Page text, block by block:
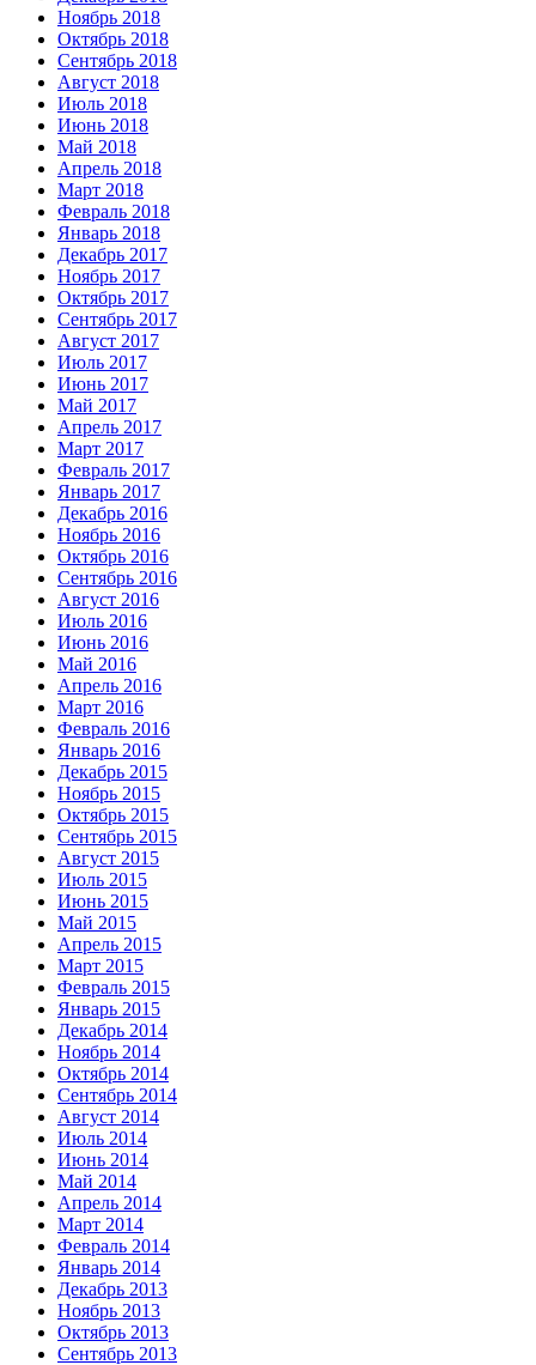
Ноябрь 2018
Октябрь 2018
Сентябрь 2018
Август 2018
Июль 2018
Июнь 2018
Май 2018
Апрель 2018
Март 2018
Февраль 2018
Январь 2018
Декабрь 2017
Ноябрь 2017
Октябрь 2017
Сентябрь 2017
Август 2017
Июль 2017
Июнь 2017
Май 2017
Апрель 2017
Март 2017
Февраль 2017
Январь 2017
Декабрь 2016
Ноябрь 2016
Октябрь 2016
Сентябрь 2016
Август 2016
Июль 2016
Июнь 2016
Май 2016
Апрель 2016
Март 2016
Февраль 2016
Январь 2016
Декабрь 2015
Ноябрь 2015
Октябрь 2015
Сентябрь 2015
Август 2015
Июль 2015
Июнь 2015
Май 2015
Апрель 2015
Март 2015
Февраль 2015
Январь 2015
Декабрь 2014
Ноябрь 2014
Октябрь 2014
Сентябрь 2014
Август 2014
Июль 2014
Июнь 2014
Май 2014
Апрель 2014
Март 2014
Февраль 2014
Январь 2014
Декабрь 2013
Ноябрь 2013
Октябрь 2013
Сентябрь 2013